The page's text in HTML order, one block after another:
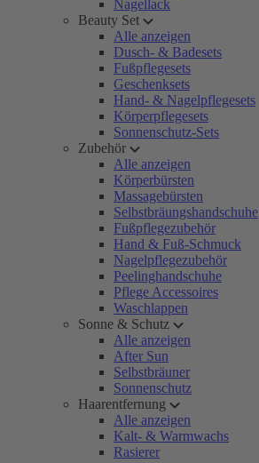
Nagellack
Beauty Set
Alle anzeigen
Dusch- & Badesets
Fußpflegesets
Geschenksets
Hand- & Nagelpflegesets
Körperpflegesets
Sonnenschutz-Sets
Zubehör
Alle anzeigen
Körperbürsten
Massagebürsten
Selbstbräungshandschuhe
Fußpflegezubehör
Hand & Fuß-Schmuck
Nagelpflegezubehör
Peelinghandschuhe
Pflege Accessoires
Waschlappen
Sonne & Schutz
Alle anzeigen
After Sun
Selbstbräuner
Sonnenschutz
Haarentfernung
Alle anzeigen
Kalt- & Warmwachs
Rasierer